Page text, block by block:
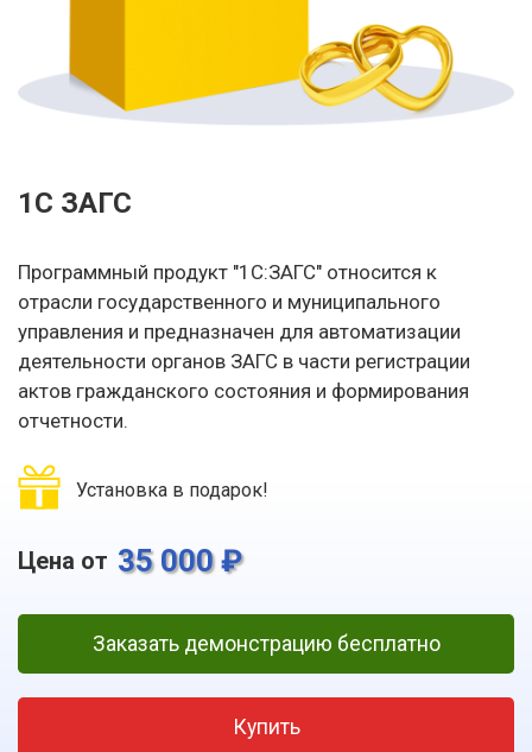
1С ЗАГС
Программный продукт "1C:ЗАГС" относится к
отрасли государственного и муниципального
управления и предназначен для автоматизации
деятельности органов ЗАГС в части регистрации
актов гражданского состояния и формирования
отчетности.
Установка в подарок!
Цена от 35 000 ₽
Заказать демонстрацию бесплатно
Купить